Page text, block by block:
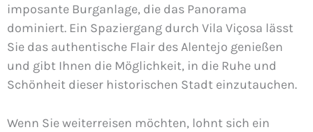
imposante Burganlage, die das Panorama
dominiert. Ein Spaziergang durch Vila Viçosa lässt
Sie das authentische Flair des Alentejo genießen
und gibt Ihnen die Möglichkeit, in die Ruhe und
Schönheit dieser historischen Stadt einzutauchen.
Wenn Sie weiterreisen möchten, lohnt sich ein